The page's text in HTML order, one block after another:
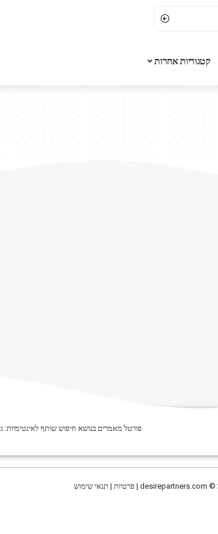
קטגוריות אחרות
פורטל מאמרים בנושא חיפוש שותף
desirepartners.com שימוש